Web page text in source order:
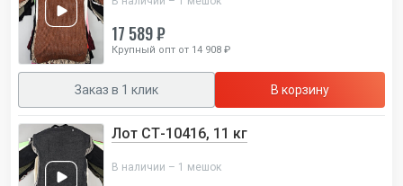
17 589 ₽
Крупный опт от 14 908 ₽
Заказ в 1 клик В корзину
Лот СТ-10416, 11 кг
В наличии – 1 мешок